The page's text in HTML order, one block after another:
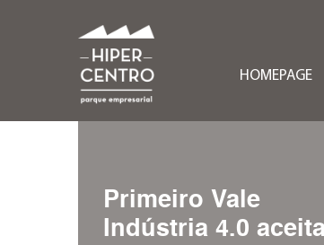
HOMEPAGE
Primeiro Vale
Indústria 4.0 aceita